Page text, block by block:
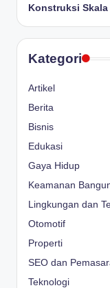
Konstruksi Skala
Kategori
Artikel
Berita
Bisnis
Edukasi
Gaya Hidup
Keamanan
Lingkungan dan
Otomotif
Properti
SEO dan
Teknologi